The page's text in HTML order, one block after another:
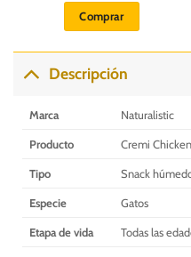
Comprar
Descripción
Marca Naturalistic
Producto Cremi
Tipo Snack
Especie Gatos
Etapa de vida Todas las